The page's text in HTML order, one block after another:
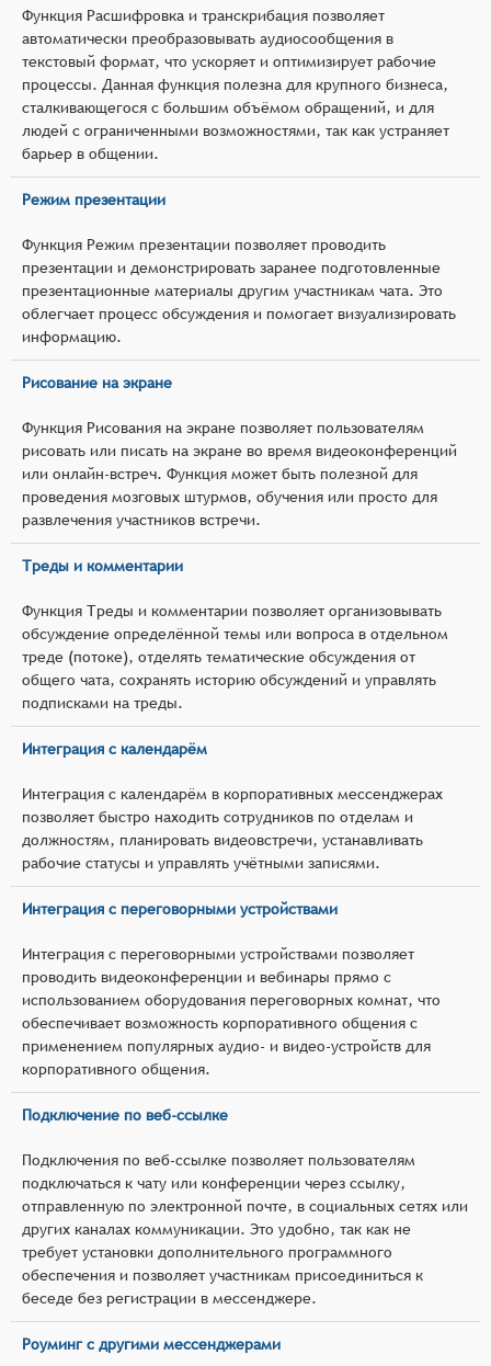
Функция Расшифровка и транскрибация позволяет
автоматически преобразовывать аудиосообщения в
текстовый формат, что ускоряет и оптимизирует рабочие
процессы. Данная функция полезна для крупного бизнеса,
сталкивающегося с большим объёмом обращений, и для
людей с ограниченными возможностями, так как устраняет
барьер в общении.
Режим презентации
Функция Режим презентации позволяет проводить
презентации и демонстрировать заранее подготовленные
презентационные материалы другим участникам чата. Это
облегчает процесс обсуждения и помогает визуализировать
информацию.
Рисование на экране
Функция Рисования на экране позволяет пользователям
рисовать или писать на экране во время видеоконференций
или онлайн-встреч. Функция может быть полезной для
проведения мозговых штурмов, обучения или просто для
развлечения участников встречи.
Треды и комментарии
Функция Треды и комментарии позволяет организовывать
обсуждение определённой темы или вопроса в отдельном
треде (потоке), отделять тематические обсуждения от
общего чата, сохранять историю обсуждений и управлять
подписками на треды.
Интеграция с календарём
Интеграция с календарём в корпоративных мессенджерах
позволяет быстро находить сотрудников по отделам и
должностям, планировать видеовстречи, устанавливать
рабочие статусы и управлять учётными записями.
Интеграция с переговорными устройствами
Интеграция с переговорными устройствами позволяет
проводить видеоконференции и вебинары прямо с
использованием оборудования переговорных комнат, что
обеспечивает возможность корпоративного общения с
применением популярных аудио- и видео-устройств для
корпоративного общения.
Подключение по веб-ссылке
Подключения по веб-ссылке позволяет пользователям
подключаться к чату или конференции через ссылку,
отправленную по электронной почте, в социальных сетях или
других каналах коммуникации. Это удобно, так как не
требует установки дополнительного программного
обеспечения и позволяет участникам присоединиться к
беседе без регистрации в мессенджере.
Роуминг с другими мессенджерами